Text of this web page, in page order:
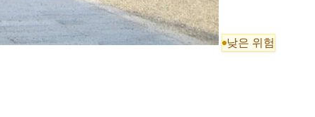
낮은 위험